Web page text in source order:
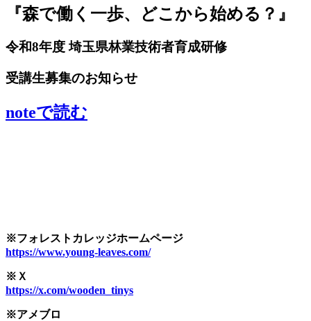
『森で働く一歩、どこから始める？』
令和8年度 埼玉県林業技術者育成研修
受講生募集のお知らせ
noteで読む
※フォレストカレッジホームページ
https://www.young-leaves.com/
※Ｘ
https://x.com/wooden_tinys
※アメブロ